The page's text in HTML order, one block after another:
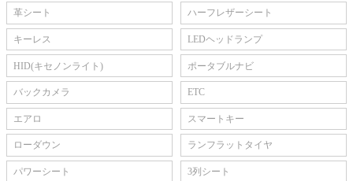
革シート ハーフレザーシート
キーレス LEDヘッドランプ
HID(キセノンライト) ポータブルナビ
バックカメラ ETC
エアロ スマートキー
ローダウン ランフラットタイヤ
パワーシート 3列シート